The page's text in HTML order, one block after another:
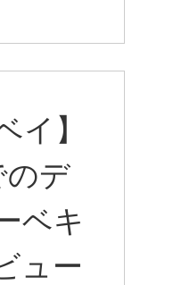
イ】
のデ
ベキ
ュー